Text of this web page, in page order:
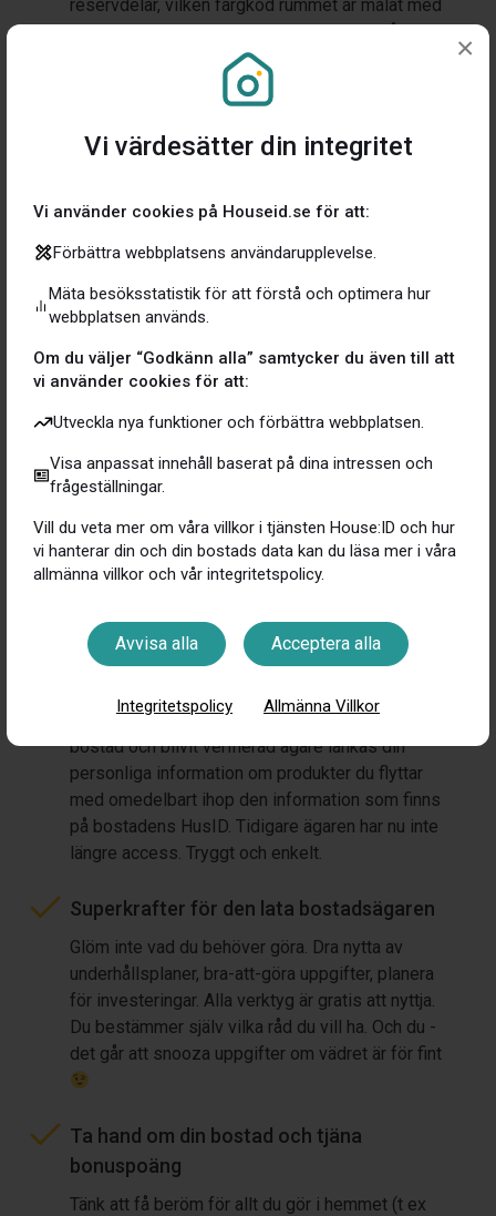
Vi värdesätter din integritet
Vi använder cookies på Houseid.se för att:
Förbättra webbplatsens användarupplevelse.
Mäta besöksstatistik för att förstå och optimera hur
webbplatsen används.
Om du väljer “Godkänn alla” samtycker du även till att
vi använder cookies för att:
Utveckla nya funktioner och förbättra webbplatsen.
Visa anpassat innehåll baserat på dina intressen och
frågeställningar.
Vill du veta mer om våra villkor i tjänsten House:ID och hur
vi hanterar din och din bostads data kan du läsa mer i våra
allmänna villkor och vår integritetspolicy.
Avvisa alla Acceptera alla
Integritetspolicy Allmänna Villkor
×
reservdelar, vilken färgkod rummet är målat med
och allt annat du inte skall behöva tänka på varje
dag, men behöver ibland.
Informationen hämtas AutoMagiskt!
Scanna eller sök efter produkter som du köpt.
om den produkten till ditt Hus:ID, t ex.
produktinformation och allt annat du kan tänkas
behöva framöver.
mm
försäkringsbolag samt våra partners inom
fastighet, energibesiktning, bygg, färghandel och
hustillverkare. Detta göra att det är enkelt för dig
att hämta information om det mesta som rör din
bostad.
försäljning.
House:ID matchar ditt ägande av bostaden med
bostad och därmed rätt HusID. När du köpt en
bostad och blivit verifierad ägare länkas din
personliga information om produkter du flyttar
med omedelbart ihop den information som finns
på bostadens HusID. Tidigare ägaren har nu inte
längre access. Tryggt och enkelt.
Superkrafter för den lata bostadsägaren
Glöm inte vad du behöver göra. Dra nytta av
underhållsplaner, bra-att-göra uppgifter, planera
för investeringar. Alla verktyg är gratis att nyttja.
Du bestämmer själv vilka råd du vill ha. Och du -
det går att snooza uppgifter om vädret är för fint
Ta hand om din bostad och tjäna
bonuspoäng
Tänk att få beröm för allt du gör i hemmet (t ex